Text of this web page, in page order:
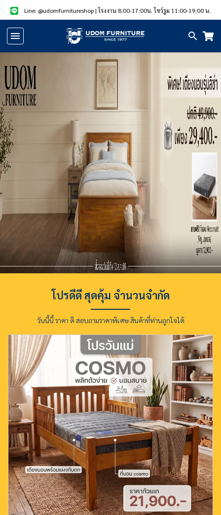
Line: @udomfurnitureshop| โรงงาน 8:00-17:00น. โชว์รูม 11:00-19:00 น.
หน้า
สินค้า
แนะนำ
สินค้า
ลด
ราคา
สินค้า/
รูป
สินค้า
รวม
บทความ
ติดต่อ
เรา
โปรดีดี สุดคุ้ม จำนวนจำกัด
วันนี้นี้ ราคา ดี สอบถามราคาพิเศษ สินค้าที่ท่านถูกใจได้